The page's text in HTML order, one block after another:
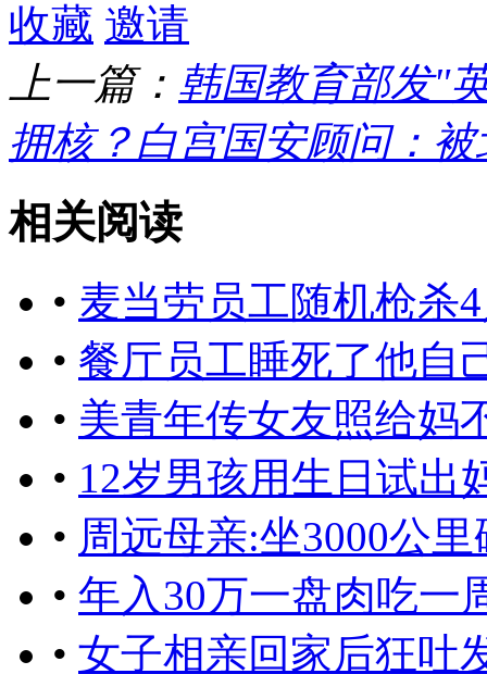
收藏 邀请
上一篇： 韩国教育部发"
拥核？白宫国安顾问：
相关阅读
• 麦当劳员工随机枪杀
• 餐厅员工睡死了他自
• 美青年传女友照给妈
• 12岁男孩用生日试出
• 周远母亲:坐3000公
• 年入30万一盘肉吃一
• 女子相亲回家后狂吐